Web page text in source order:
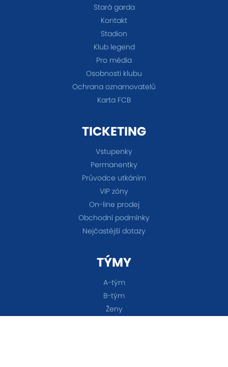
Stará garda
Kontakt
Stadion
Klub legend
Pro média
Osobnosti klubu
Ochrana oznamovatelů
Karta FCB
TICKETING
Vstupenky
Permanentky
Průvodce utkáním
VIP zóny
On-line prodej
Obchodní podmínky
Nejčastější dotazy
TÝMY
A-tým
B-tým
Ženy